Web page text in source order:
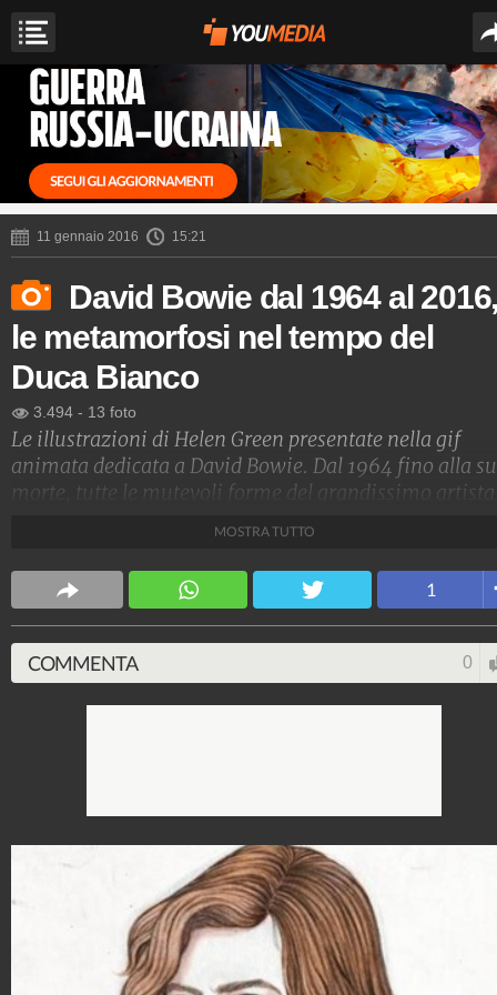
11 gennaio 2016 15:21
David Bowie dal 1964 al
le metamorfosi nel tempo del
Duca Bianco
3.494 - 13 foto
Le illustrazioni di Helen Green presentate nella gif
animata dedicata a David Bowie. Dal 1964 fino alla
morte, tutte le mutevoli forme del grandissimo
Spettacolo FanpageMOSTRA TUTTO
1
COMMENTA 0